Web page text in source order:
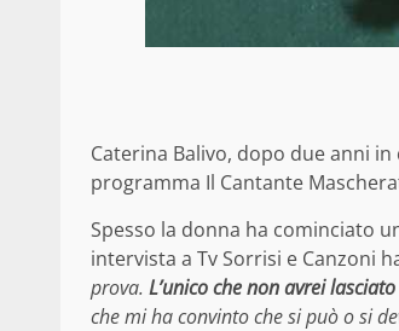
Caterina Balivo, dopo due anni
programma Il Cantante
Spesso la donna ha cominciato
intervista a Tv Sorrisi e Canzoni
prova. L’unico che non avrei
che mi ha convinto che si può o si